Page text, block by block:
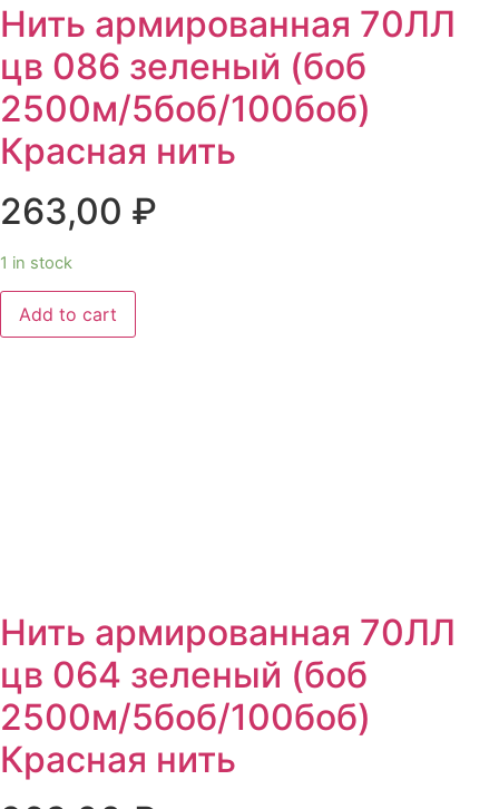
Нить армированная 70ЛЛ
цв 086 зеленый (боб
2500м/5боб/100боб)
Красная нить
263,00 ₽
1 in stock
Add to cart
Нить армированная 70ЛЛ
цв 064 зеленый (боб
2500м/5боб/100боб)
Красная нить